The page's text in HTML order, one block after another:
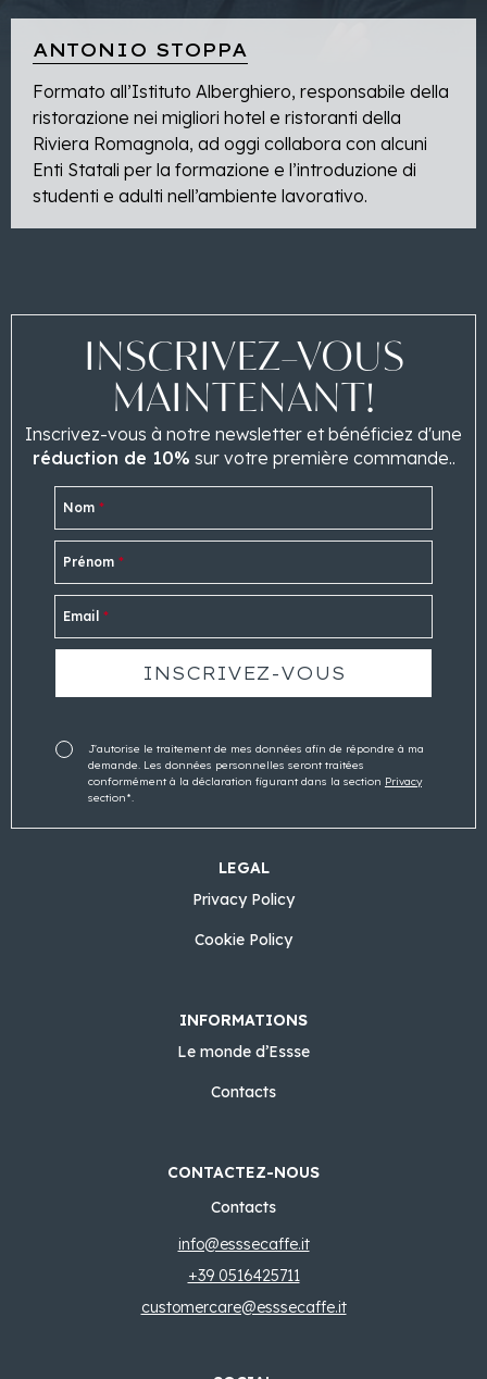
ANTONIO STOPPA
Formato all’Istituto Alberghiero, responsabile della
ristorazione nei migliori hotel e ristoranti della
Riviera Romagnola, ad oggi collabora con alcuni
Enti Statali per la formazione e l’introduzione di
studenti e adulti nell’ambiente lavorativo.
LEGAL
Privacy Policy
Cookie Policy
INFORMATIONS
Le monde d’Essse
Contacts
CONTACTEZ-NOUS
Contacts
info@esssecaffe.it
+39 0516425711
customercare@esssecaffe.it
INSCRIVEZ-VOUS
MAINTENANT!
Inscrivez-vous à notre newsletter et bénéficiez d'une
réduction de 10% sur votre première commande..
Nom *
Prénom *
Email *
J'autorise le traitement de mes données afin de répondre à ma
demande. Les données personnelles seront traitées
conformément à la déclaration figurant dans la section Privacy
section*.